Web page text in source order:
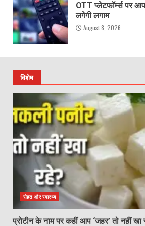
OTT प्लेटफॉर्म्स पर
लगेगी लगाम
August 8, 2026
विशेष
सेहत और स्वास्थ्य
प्रोटीन के नाम पर कहीं आप ‘जहर’ तो नहीं खा